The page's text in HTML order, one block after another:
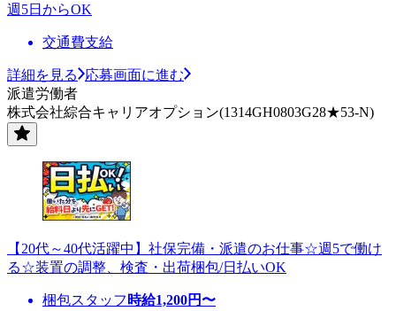
週5日からOK
交通費支給
詳細を見る
応募画面に進む
派遣労働者
株式会社綜合キャリアオプション(1314GH0803G28★53-N)
【20代～40代活躍中】社保完備・派遣のお仕事☆週5で働け
る☆装置の調整、検査・出荷梱包/日払いOK
梱包スタッフ 時給1,200円〜